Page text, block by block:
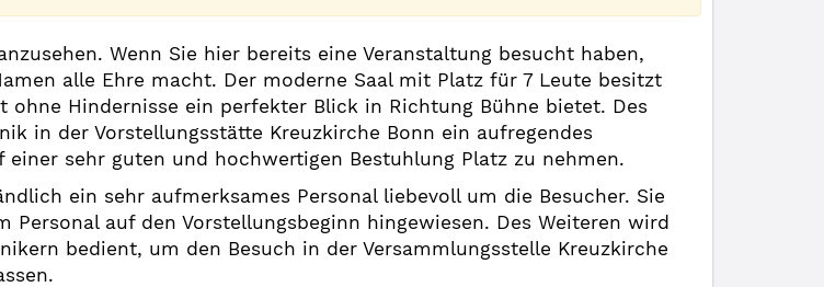
Wenn Sie hier bereits eine Veranstaltung besucht haben,
alle Ehre macht. Der moderne Saal mit Platz für 7 Leute besitzt
Hindernisse ein perfekter Blick in Richtung Bühne bietet. Des
in der Vorstellungsstätte Kreuzkirche Bonn ein aufregendes
sehr guten und hochwertigen Bestuhlung Platz zu nehmen.
ein sehr aufmerksames Personal liebevoll um die Besucher. Sie
auf den Vorstellungsbeginn hingewiesen. Des Weiteren wird
bedient, um den Besuch in der Versammlungsstelle Kreuzkirche